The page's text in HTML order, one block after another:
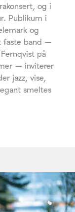
og i
Publikum i
og
faste band –
på
– inviterer
jazz, vise,
smeltes